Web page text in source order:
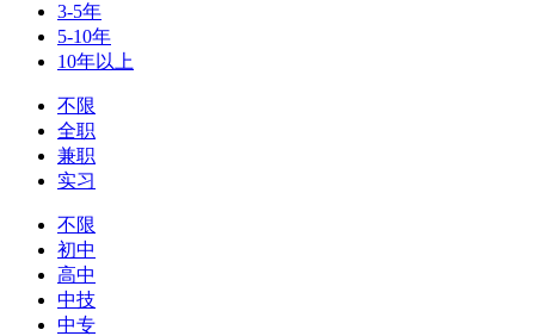
3-5年
5-10年
10年以上
不限
全职
兼职
实习
不限
初中
高中
中技
中专